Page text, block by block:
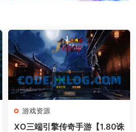
游戏资源
XO三端引擎传奇手游【1.80诛